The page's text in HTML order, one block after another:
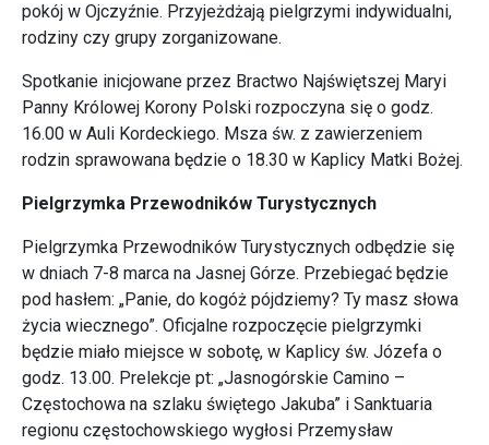
pokój w Ojczyźnie. Przyjeżdżają pielgrzymi indywidualni,
rodziny czy grupy zorganizowane.
Spotkanie inicjowane przez Bractwo Najświętszej Maryi
Panny Królowej Korony Polski rozpoczyna się o godz.
16.00 w Auli Kordeckiego. Msza św. z zawierzeniem
rodzin sprawowana będzie o 18.30 w Kaplicy Matki Bożej.
Pielgrzymka Przewodników Turystycznych
Pielgrzymka Przewodników Turystycznych odbędzie się
w dniach 7-8 marca na Jasnej Górze. Przebiegać będzie
pod hasłem: „Panie, do kogóż pójdziemy? Ty masz słowa
życia wiecznego”. Oficjalne rozpoczęcie pielgrzymki
będzie miało miejsce w sobotę, w Kaplicy św. Józefa o
godz. 13.00. Prelekcje pt: „Jasnogórskie Camino –
Częstochowa na szlaku świętego Jakuba” i Sanktuaria
regionu częstochowskiego wygłosi Przemysław